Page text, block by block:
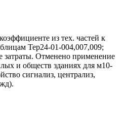
из тех. частей к
Тер24-01-004,007,009;
Отменено применение
и обществ зданиях для м10-
сигнализ, централиз,